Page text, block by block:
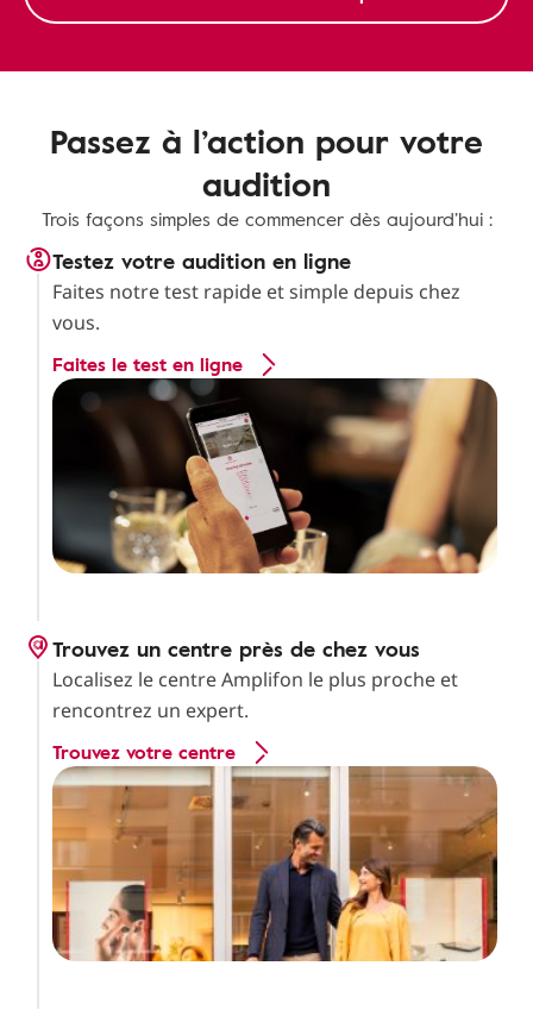
Passez à l’action pour votre
audition
Trois façons simples de commencer dès aujourd’hui :
Testez votre audition en ligne
Faites notre test rapide et simple depuis chez
vous.
Faites le test en ligne
Trouvez un centre près de chez vous
Localisez le centre Amplifon le plus proche et
rencontrez un expert.
Trouvez votre centre